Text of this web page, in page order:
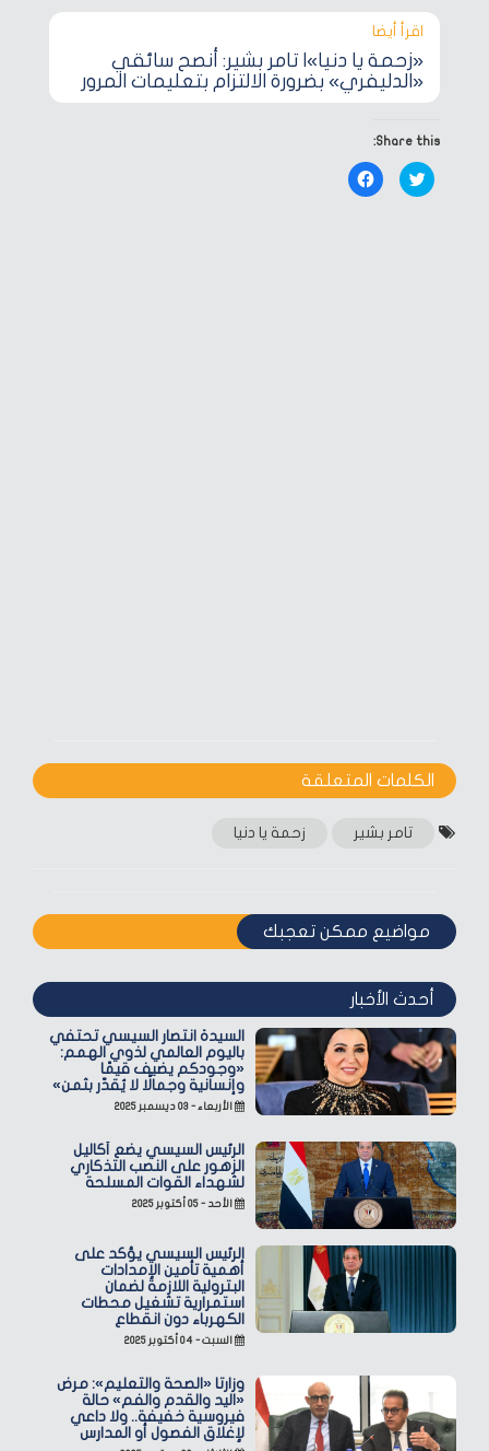
اقرأ أيضا‎
«زحمة يا دنيا»| تامر بشير: أنصح سائقي
«الدليفري» بضرورة الالتزام بتعليمات المرور
Share this:
Click
to
share
Click
to
الكلمات المتعلقة‎
تامر بشير زحمة يا دنيا
مواضيع ممكن تعجبك
أحدث الأخبار
السيدة انتصار السيسي تحتفي
باليوم العالمي لذوي الهمم:
«وجودكم يضيف قيمًا
وإنسانية وجمالًا لا يُقدّر بثمن»
الأربعاء - ٠٣ ديسمبر ٢٠٢٥
الرئيس السيسي يضع أكاليل
الزهور على النصب التذكاري
لشهداء القوات المسلحة
الأحد - ٠٥ أكتوبر ٢٠٢٥
الرئيس السيسي يؤكد على
أهمية تأمين الإمدادات
البترولية اللازمة لضمان
استمرارية تشغيل محطات
الكهرباء دون انقطاع
السبت - ٠٤ أكتوبر ٢٠٢٥
وزارتا «الصحة والتعليم»: مرض
«اليد والقدم والفم» حالة
فيروسية خفيفة.. ولا داعي
لإغلاق الفصول أو المدارس